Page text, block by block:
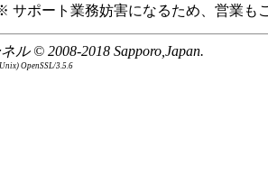
サポート業務妨害になるため、営業も
ル © 2008-2018 Sapporo,Japan.
OpenSSL/3.5.6